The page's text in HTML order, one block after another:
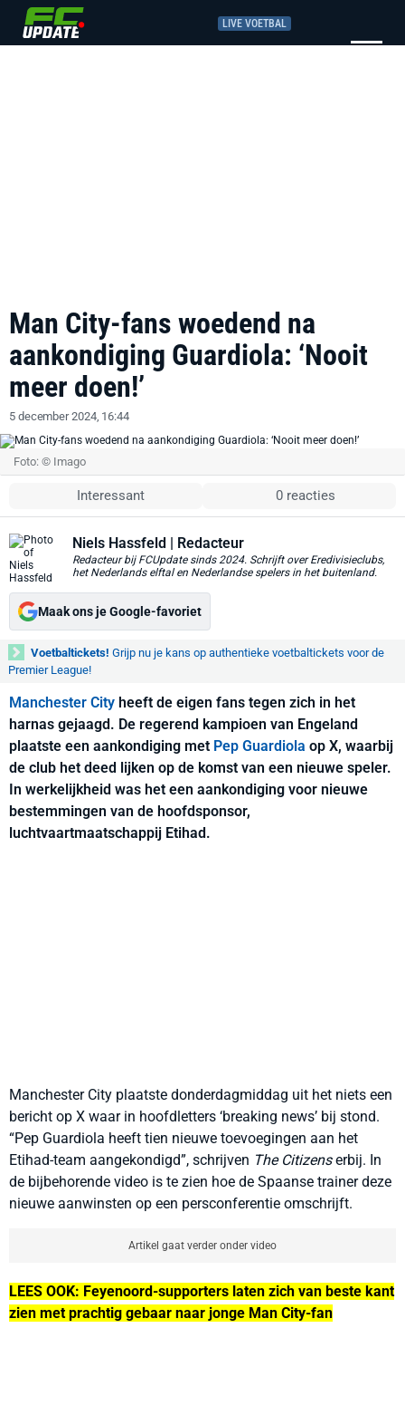
LIVE VOETBAL
Man City-fans woedend na
aankondiging Guardiola: ‘Nooit
meer doen!’
5 december 2024, 16:44
Foto: © Imago
Interessant 0 reacties
Niels Hassfeld | Redacteur
Redacteur bij FCUpdate sinds 2024. Schrijft over Eredivisieclubs,
het Nederlands elftal en Nederlandse spelers in het buitenland.
Maak ons je Google-favoriet
Voetbaltickets! Grijp nu je kans op authentieke voetbaltickets voor de
Premier League!
Manchester City heeft de eigen fans tegen zich in het
harnas gejaagd. De regerend kampioen van Engeland
plaatste een aankondiging met Pep Guardiola op X, waarbij
de club het deed lijken op de komst van een nieuwe speler.
In werkelijkheid was het een aankondiging voor nieuwe
bestemmingen van de hoofdsponsor,
luchtvaartmaatschappij Etihad.
Manchester City plaatste donderdagmiddag uit het niets een
bericht op X waar in hoofdletters ‘breaking news’ bij stond.
“Pep Guardiola heeft tien nieuwe toevoegingen aan het
Etihad-team aangekondigd”, schrijven The Citizenserbij. In
de bijbehorende video is te zien hoe de Spaanse trainer deze
nieuwe aanwinsten op een persconferentie omschrijft.
Artikel gaat verder onder video
LEES OOK: Feyenoord-supporters laten zich van beste kant
zien met prachtig gebaar naar jonge Man City-fan